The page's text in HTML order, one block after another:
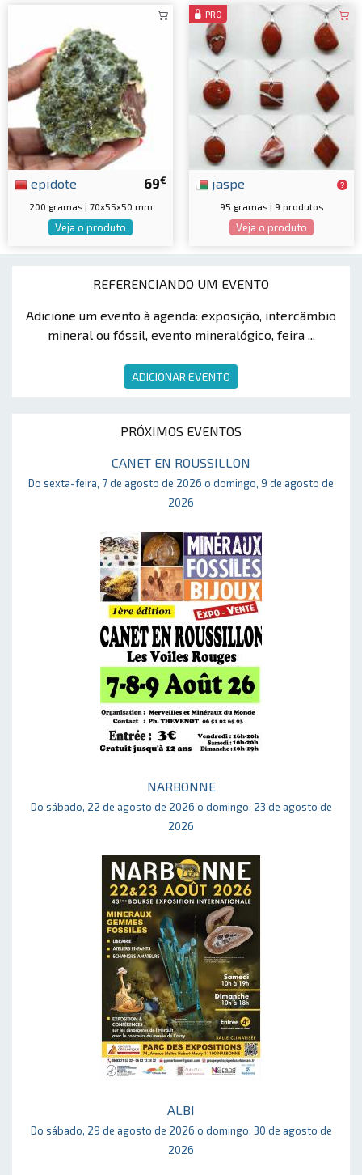
REFERENCIANDO UM EVENTO
Adicione um evento à agenda: exposição, intercâmbio
mineral ou fóssil, evento mineralógico, feira ...
ADICIONAR EVENTO
PRÓXIMOS EVENTOS
CANET EN ROUSSILLON
Do sexta-feira, 7 de agosto de 2026 o domingo, 9 de agosto de
2026
NARBONNE
Do sábado, 22 de agosto de 2026 o domingo, 23 de agosto de
2026
ALBI
Do sábado, 29 de agosto de 2026 o domingo, 30 de agosto de
2026
69€
epidote
200 gramas | 70x55x50 mm
Veja o produto
PRO
jaspe
95 gramas | 9 produtos
Veja o produto